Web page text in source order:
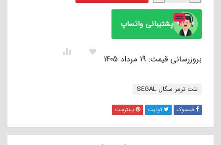
پشتیبانی واتساپ
بروزرسانی قیمت: 19 مرداد 1405
برچسب:
لنت ترمز سگال SEGAL
فیسبوک توئیت پینترست